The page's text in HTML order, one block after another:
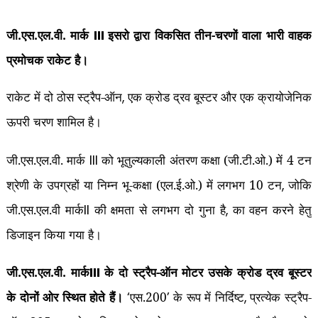
जी.एस.एल.वी. मार्क IIIइसरो द्वारा विकसित तीन-चरणों वाला भारी वाहक
प्रमोचक राकेट है।
राकेट में दो ठोस स्‍ट्रैप-ऑन,एक क्रोड द्रव बूस्‍टर और एक क्रायोजेनिक
ऊपरी चरण शामिल है।
जी.एस.एल.वी. मार्क IIIको भूतुल्‍यकाली अंतरण कक्षा (जी.टी.ओ.) में 4 टन
श्रेणी के उपग्रहों या निम्‍न भू-कक्षा (एल.ई.ओ.) में लगभग 10 टन,जोकि
जी.एस.एल.वी मार्कIIकी क्षमता से लगभग दो गुना है,का वहन करने हेतु
डिजाइन किया गया है।
जी.एस.एल.वी. मार्कIIIके दो स्‍ट्रैप-ऑन मोटर उसके क्रोड द्रव बूस्टर
के दोनों ओर स्थित होते हैं। ‘एस.200’के रूप में निर्दिष्‍ट,प्रत्‍येक स्‍ट्रैप-